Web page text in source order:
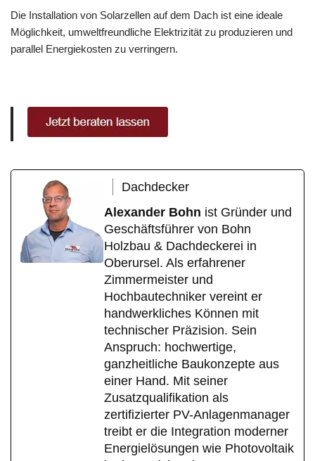
Die Installation von Solarzellen auf dem Dach ist eine ideale
Möglichkeit, umweltfreundliche Elektrizität zu produzieren und
parallel Energiekosten zu verringern.
Dachdecker
Alexander Bohn ist Gründer und
Geschäftsführer von Bohn
Holzbau & Dachdeckerei in
Oberursel. Als erfahrener
Zimmermeister und
Hochbautechniker vereint er
handwerkliches Können mit
technischer Präzision. Sein
Anspruch: hochwertige,
ganzheitliche Baukonzepte aus
einer Hand. Mit seiner
Zusatzqualifikation als
zertifizierter PV-Anlagenmanager
treibt er die Integration moderner
Energielösungen wie Photovoltaik